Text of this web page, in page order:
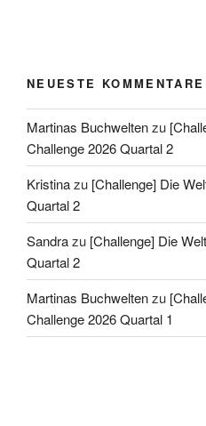
NEUESTE KOMMENTARE
Martinas Buchweltenzu
Challenge 2026 Quartal 2
Kristinazu [Challenge] Die
Quartal 2
Sandrazu [Challenge] Die
Quartal 2
Martinas Buchweltenzu
Challenge 2026 Quartal 1